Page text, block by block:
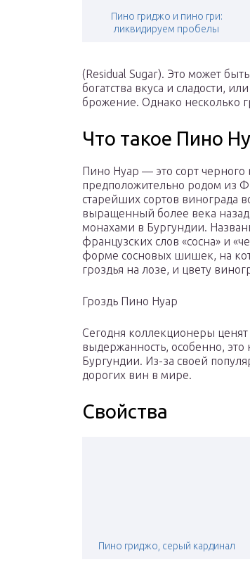
Пино гриджо и пино гри:
ликвидируем пробелы
(Residual Sugar). Это может
богатства вкуса и сладости,
брожение. Однако несколько
Что такое Пино
Пино Нуар — это сорт черного
предположительно родом из
старейших сортов винограда
выращенный более века
монахами в Бургундии.
французских слов «сосна» и
форме сосновых шишек, на
гроздья на лозе, и цвету
Гроздь Пино Нуар
Сегодня коллекционеры
выдержанность, особенно, это
Бургундии. Из-за своей
дорогих вин в мире.
Свойства
Пино гриджо, серый кардинал